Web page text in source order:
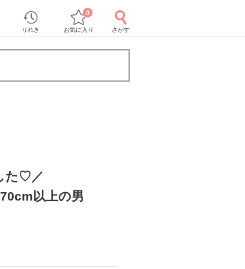
りれき お気に入り
0
さがす
た♡／
以上の男